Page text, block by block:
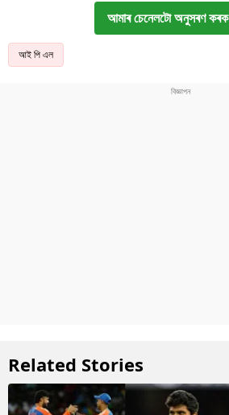
আমাৰ চেনেলটো অনুসৰণ কৰক
আই পি এল
Related Stories